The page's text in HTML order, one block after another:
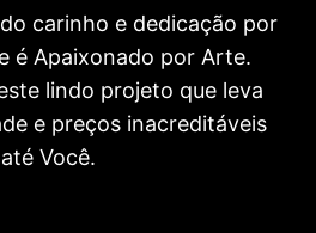
carinho e dedicação por
é Apaixonado por Arte.
lindo projeto que leva
e preços inacreditáveis
até Você.